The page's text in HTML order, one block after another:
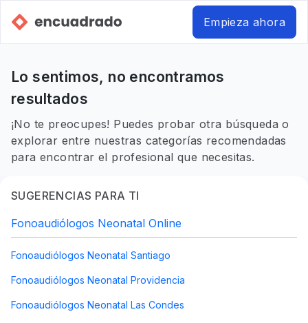
Empieza ahora
Lo sentimos, no encontramos
resultados
¡No te preocupes! Puedes probar otra búsqueda o
explorar entre nuestras categorías recomendadas
para encontrar el profesional que necesitas.
SUGERENCIAS PARA TI
Fonoaudiólogos Neonatal Online
Fonoaudiólogos Neonatal Santiago
Fonoaudiólogos Neonatal Providencia
Fonoaudiólogos Neonatal Las Condes